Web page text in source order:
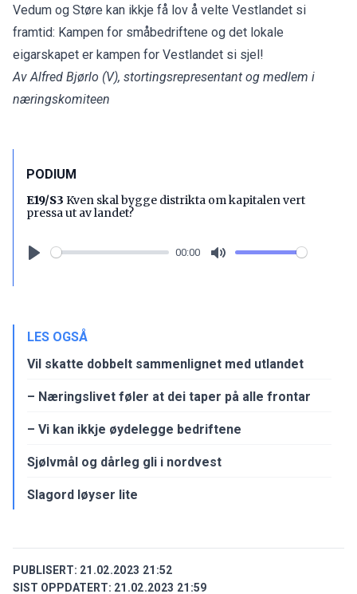
Vedum og Støre kan ikkje få lov å velte Vestlandet si
framtid: Kampen for småbedriftene og det lokale
eigarskapet er kampen for Vestlandet si sjel!
Av Alfred Bjørlo (V), stortingsrepresentant og medlem i
næringskomiteen
PODIUM
E19/S3 Kven skal bygge distrikta om kapitalen vert
pressa ut av landet?
00:00
LES OGSÅ
Vil skatte dobbelt sammenlignet med utlandet
– Næringslivet føler at dei taper på alle frontar
– Vi kan ikkje øydelegge bedriftene
Sjølvmål og dårleg gli i nordvest
Slagord løyser lite
PUBLISERT: 21.02.2023 21:52
SIST OPPDATERT: 21.02.2023 21:59